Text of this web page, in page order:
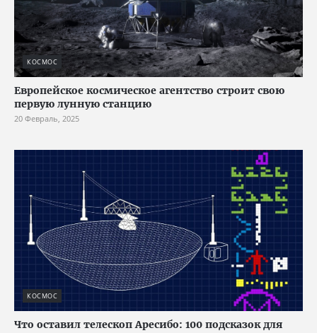
КОСМОС
Европейское космическое агентство строит свою
первую лунную станцию
20 Февраль, 2025
КОСМОС
Что оставил телескоп Аресибо: 100 подсказок для